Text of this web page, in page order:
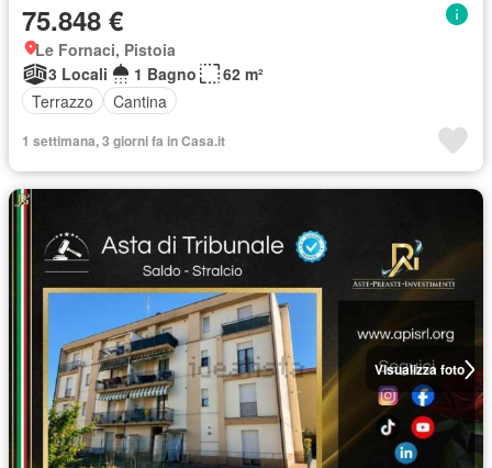
75.848 €
Le Fornaci, Pistoia
3 Locali
1 Bagno
62 m²
Terrazzo
Cantina
1 settimana, 3 giorni fa in Casa.it
Visualizza foto